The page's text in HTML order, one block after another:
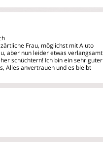
Frau, möglichst mit A uto
aber nun leider etwas verlangsamt
schüchtern! Ich bin ein sehr guter
Alles anvertrauen und es bleibt